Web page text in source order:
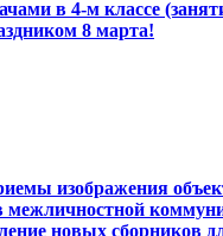
в 4-м классе
8 марта!
изображения
межличностной
новых